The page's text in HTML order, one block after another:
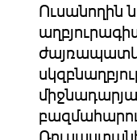
Ուսանողին